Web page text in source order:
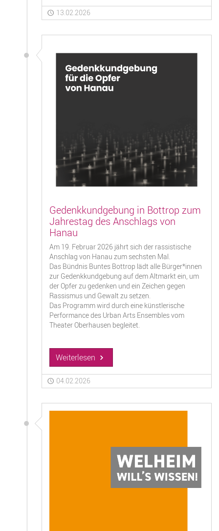
13.02.2026
Gedenkkundgebung in Bottrop zum
Jahrestag des Anschlags von
Hanau
Am 19. Februar 2026 jährt sich der rassistische
Anschlag von Hanau zum sechsten Mal.
Das Bündnis Buntes Bottrop lädt alle Bürger*innen
zur Gedenkkundgebung auf dem Altmarkt ein, um
der Opfer zu gedenken und ein Zeichen gegen
Rassismus und Gewalt zu setzen.
Das Programm wird durch eine künstlerische
Performance des Urban Arts Ensembles vom
Theater Oberhausen begleitet.
Weiterlesen
04.02.2026